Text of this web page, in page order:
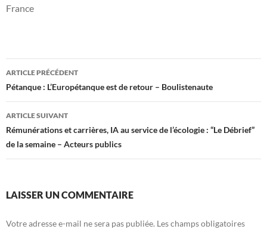
France
Navigation
des
articles
ARTICLE PRÉCÉDENT
Pétanque : L’Europétanque est de retour – Boulistenaute
ARTICLE SUIVANT
Rémunérations et carrières, IA au service de l’écologie : “Le Débrief”
de la semaine – Acteurs publics
LAISSER UN COMMENTAIRE
Votre adresse e-mail ne sera pas publiée. Les champs obligatoires